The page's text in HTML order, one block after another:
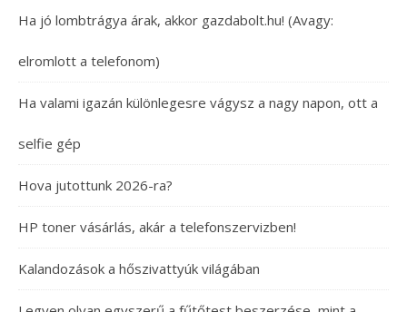
Ha jó lombtrágya árak, akkor gazdabolt.hu! (Avagy:
elromlott a telefonom)
Ha valami igazán különlegesre vágysz a nagy napon, ott a
selfie gép
Hova jutottunk 2026-ra?
HP toner vásárlás, akár a telefonszervizben!
Kalandozások a hőszivattyúk világában